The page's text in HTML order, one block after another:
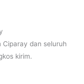
Ciparay dan seluruh
kirim.